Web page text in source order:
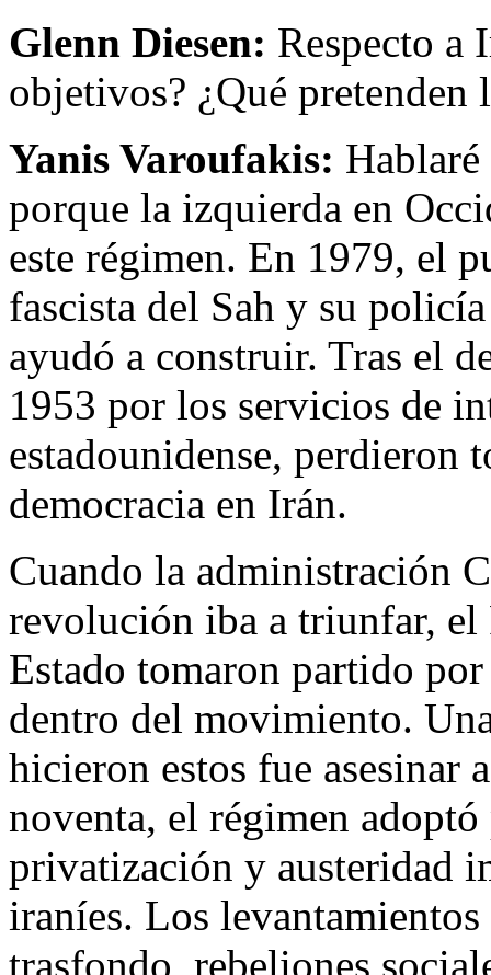
Glenn Diesen: Respecto a
objetivos? ¿Qué pretenden
Yanis Varoufakis:
porque la izquierda en
este régimen. En 1979, el
fascista del Sah y su
ayudó a construir. Tras el
1953 por los servicios de
estadounidense, perdieron
democracia en Irán.
Cuando la administración
revolución iba a triunfar, el
Estado tomaron partido
dentro del movimiento.
hicieron estos fue asesinar
noventa, el régimen
privatización y austeridad
iraníes. Los
trasfondo, rebeliones